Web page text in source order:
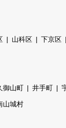
山科区 下京区
御山町 井手町
山城村